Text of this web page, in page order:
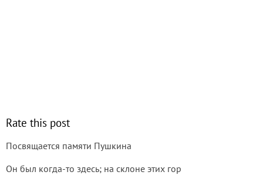
Rate this post
Посвящается памяти Пушкина
Он был когда-то здесь; на склоне этих гор